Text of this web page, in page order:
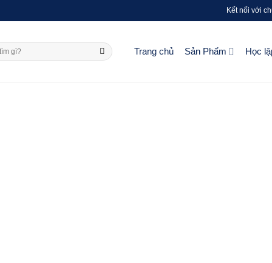
Kết nối với
Trang chủ Sản Phẩm Học